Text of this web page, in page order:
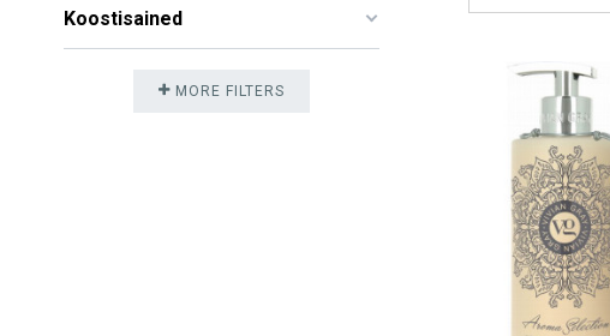
Koostisained
MORE FILTERS